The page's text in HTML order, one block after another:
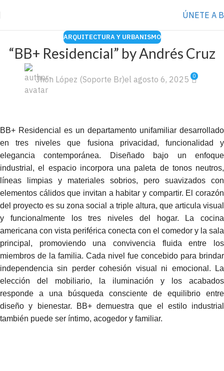
ÚNETE A
ARQUITECTURA Y URBANISMO
“BB+ Residencial” by Andrés Cruz
Jhon López (Soporte Br)el agosto 6, 2025 0
BB+ Residencial es un departamento unifamiliar desarrollado
en tres niveles que fusiona privacidad, funcionalidad y
elegancia contemporánea. Diseñado bajo un enfoque
industrial, el espacio incorpora una paleta de tonos neutros,
líneas limpias y materiales sobrios, pero suavizados con
elementos cálidos que invitan a habitar y compartir. El corazón
del proyecto es su zona social a triple altura, que articula visual
y funcionalmente los tres niveles del hogar. La cocina
americana con vista periférica conecta con el comedor y la sala
principal, promoviendo una convivencia fluida entre los
miembros de la familia. Cada nivel fue concebido para brindar
independencia sin perder cohesión visual ni emocional. La
elección del mobiliario, la iluminación y los acabados
responde a una búsqueda consciente de equilibrio entre
diseño y bienestar. BB+ demuestra que el estilo industrial
también puede ser íntimo, acogedor y familiar.